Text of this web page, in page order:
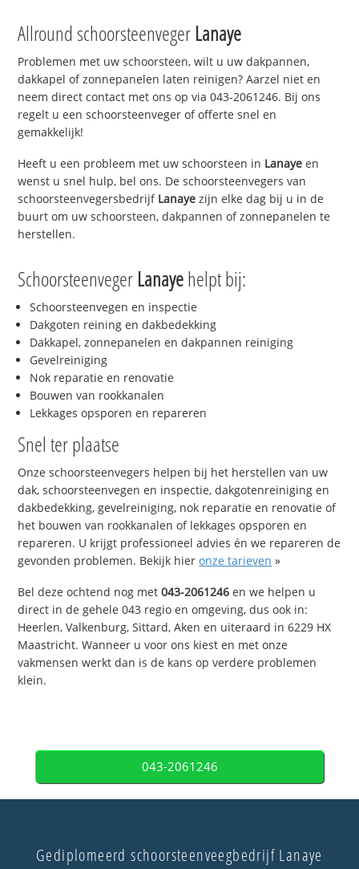
Allround schoorsteenveger Lanaye
Problemen met uw schoorsteen, wilt u uw dakpannen,
dakkapel of zonnepanelen laten reinigen? Aarzel niet en
neem direct contact met ons op via 043-2061246. Bij ons
regelt u een schoorsteenveger of offerte snel en
gemakkelijk!
Heeft u een probleem met uw schoorsteen in Lanaye en
wenst u snel hulp, bel ons. De schoorsteenvegers van
schoorsteenvegersbedrijf Lanaye zijn elke dag bij u in de
buurt om uw schoorsteen, dakpannen of zonnepanelen te
herstellen.
Schoorsteenveger Lanayehelpt bij:
Schoorsteenvegen en inspectie
Dakgoten reining en dakbedekking
Dakkapel, zonnepanelen en dakpannen reiniging
Gevelreiniging
Nok reparatie en renovatie
Bouwen van rookkanalen
Lekkages opsporen en repareren
Snel ter plaatse
Onze schoorsteenvegers helpen bij het herstellen van uw
dak, schoorsteenvegen en inspectie, dakgotenreiniging en
dakbedekking, gevelreiniging, nok reparatie en renovatie of
het bouwen van rookkanalen of lekkages opsporen en
repareren. U krijgt professioneel advies én we repareren de
gevonden problemen. Bekijk hieronze tarieven »
Bel deze ochtend nog met043-2061246 en we helpen u
direct in de gehele 043 regio en omgeving, dus ook in:
Heerlen, Valkenburg, Sittard, Aken en uiteraard in 6229 HX
Maastricht. Wanneer u voor ons kiest en met onze
vakmensen werkt dan is de kans op verdere problemen
klein.
043-2061246
Gediplomeerd schoorsteenveegbedrijf Lanaye